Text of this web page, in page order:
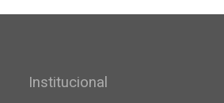
Institucional